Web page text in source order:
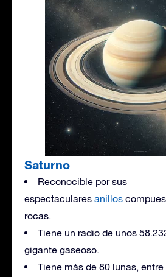
Saturno
Reconocible por sus
espectaculares anillos
rocas.
Tiene un radio de unos
gigante gaseoso.
Tiene más de 80 lunas,